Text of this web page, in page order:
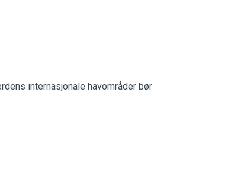
internasjonale havområder bør